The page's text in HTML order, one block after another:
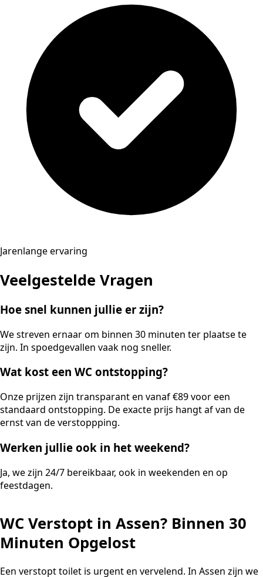
Jarenlange ervaring
Veelgestelde Vragen
Hoe snel kunnen jullie er zijn?
We streven ernaar om binnen 30 minuten ter plaatse te
zijn. In spoedgevallen vaak nog sneller.
Wat kost een WC ontstopping?
Onze prijzen zijn transparant en vanaf €89 voor een
standaard ontstopping. De exacte prijs hangt af van de
ernst van de verstoppping.
Werken jullie ook in het weekend?
Ja, we zijn 24/7 bereikbaar, ook in weekenden en op
feestdagen.
WC Verstopt in Assen? Binnen 30
Minuten Opgelost
Een verstopt toilet is urgent en vervelend. In Assen zijn we